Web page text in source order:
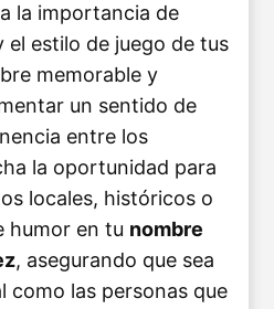
la importancia de
el estilo de juego de tus
memorable y
un sentido de
entre los
la oportunidad para
locales, históricos o
humor en tu nombre
, asegurando que sea
como las personas que